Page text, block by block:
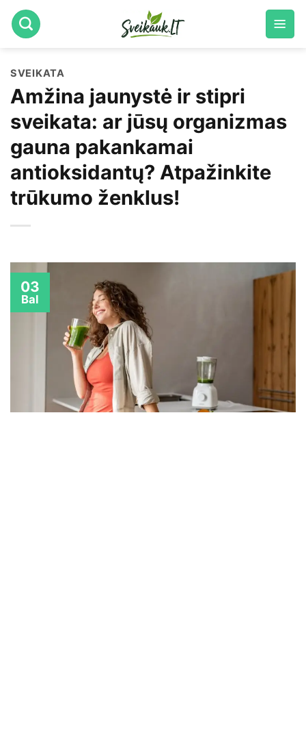
Skip
to
SVEIKATA
Amžina jaunystė ir stipri
sveikata: ar jūsų organizmas
gauna pakankamai
antioksidantų? Atpažinkite
trūkumo ženklus!
03
Bal